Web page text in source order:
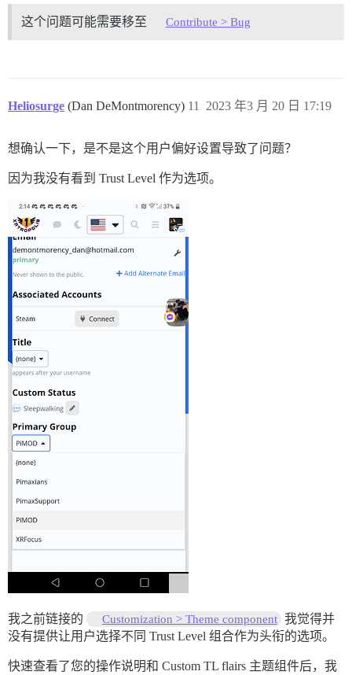
这个问题可能需要移至 Contribute > Bug
Heliosurge (Dan DeMontmorency) 2023 年3 月 20 日 17:19
11
想确认一下，是不是这个用户偏好设置导致了问题？
因为我没有看到 Trust Level 作为选项。
我之前链接的 Customization > Theme component 我觉得并
没有提供让用户选择不同 Trust Level 组合作为头衔的选项。
快速查看了您的操作说明和 Custom TL flairs 主题组件后，我